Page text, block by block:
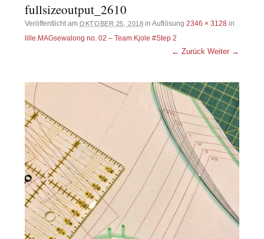
fullsizeoutput_2610
Veröffentlicht amOKTOBER 25, 2018 in Auflösung2346 × 3128 in
lille.MAGsewalong no. 02 – Team Kjole #Step 2
← Zurück Weiter →